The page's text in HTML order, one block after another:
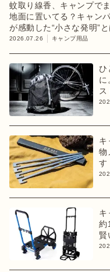
蚊取り線香、キャンプで
地面に置いてる？キャン
が感動した“小さな発明”と
2026.07.26 キャンプ用品
ひ
に
ス
キ
物
す
キ
約
賢